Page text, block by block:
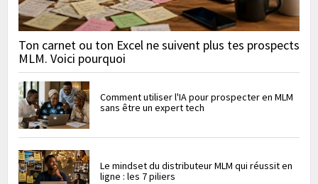
Ton carnet ou ton Excel ne suivent plus tes prospects
MLM. Voici pourquoi
Comment utiliser l'IA pour prospecter en MLM
sans être un expert tech
Le mindset du distributeur MLM qui réussit en
ligne : les 7 piliers